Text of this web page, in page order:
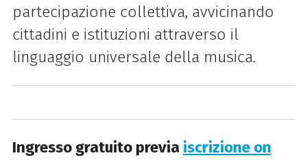
partecipazione collettiva, avvicinando
cittadini e istituzioni attraverso il
linguaggio universale della musica.
Ingresso gratuito previa iscrizione on